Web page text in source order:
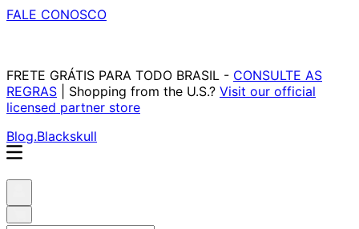
FALE CONOSCO
FRETE GRÁTIS PARA TODO BRASIL - CONSULTE AS
REGRAS | Shopping from the U.S.? Visit our official
licensed partner store
Blog.Blackskull